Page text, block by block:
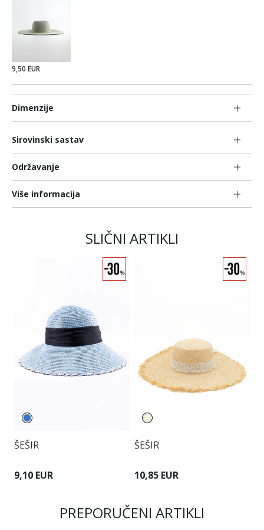
Dimenzije
Sirovinski sastav
Održavanje
Više informacija
9,50 EUR
SLIČNI ARTIKLI
ŠEŠIR
9,10 EUR
ŠEŠIR
10,85 EUR
PREPORUČENI ARTIKLI